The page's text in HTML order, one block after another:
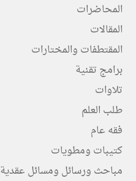
المحاضرات
المقالات
المقتطفات والمختارات
برامج تقنية
تلاوات
طلب العلم
فقه عام
كتيبات ومطويات
مباحث ورسائل ومسائل عقدية